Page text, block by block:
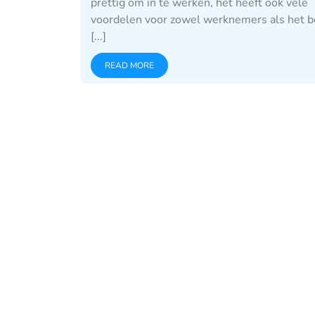
voordelen voor zowel werknemers als het
[...]
READ MORE